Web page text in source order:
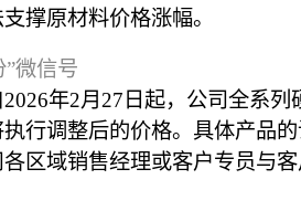
撑原材料价格涨幅。
微信号
年2月27日起，公司全系列
行调整后的价格。具体产品
区域销售经理或客户专员与